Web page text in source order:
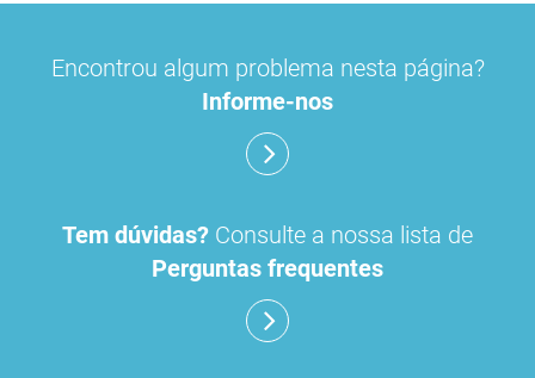
Encontrou algum problema nesta página?
Informe-nos
Tem dúvidas? Consulte a nossa lista de
Perguntas frequentes